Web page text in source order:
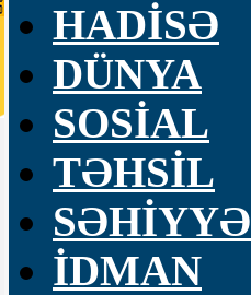
HADİSƏ
DÜNYA
SOSİAL
TƏHSİL
SƏHİYYƏ
İDMAN